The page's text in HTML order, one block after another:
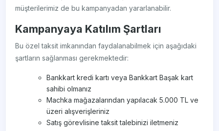
müşterilerimiz de bu kampanyadan yararlanabilir.
Kampanyaya Katılım Şartları
Bu özel taksit imkanından faydalanabilmek için aşağıdaki
şartların sağlanması gerekmektedir:
Bankkart kredi kartı veya Bankkart Başak kart
sahibi olmanız
Machka mağazalarından yapılacak 5.000 TL ve
üzeri alışverişleriniz
Satış görevlisine taksit talebinizi iletmeniz